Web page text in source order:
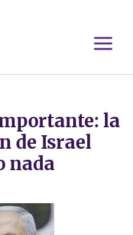
la
de Israel
nada